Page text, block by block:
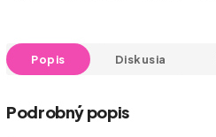
Popis Diskusia
Podrobný popis